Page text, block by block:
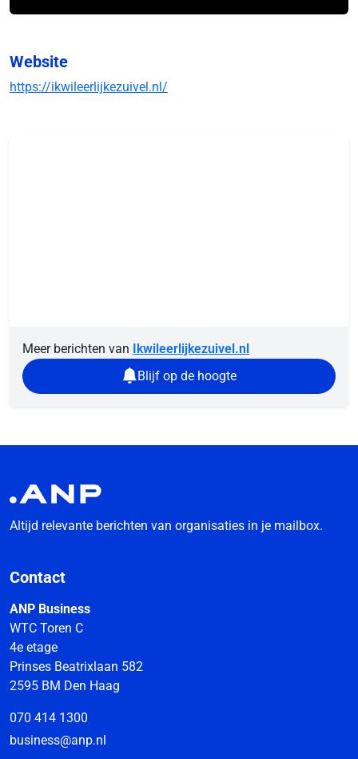
Website
https://ikwileerlijkezuivel.nl/
Meer berichten van Ikwileerlijkezuivel.nl
Blijf op de hoogte
Altijd relevante berichten van organisaties in je mailbox.
Contact
ANP Business
WTC Toren C
4e etage
Prinses Beatrixlaan 582
2595 BM Den Haag
070 414 1300
business@anp.nl